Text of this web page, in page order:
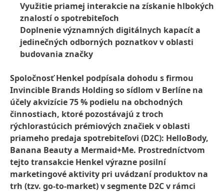
Využitie priamej interakcie na získanie hlbokých
znalostí o spotrebiteľoch
Doplnenie významných digitálnych kapacít a
jedinečných odborných poznatkov v oblasti
budovania značky
Spoločnosť Henkel podpísala dohodu s firmou
Invincible Brands Holding so sídlom v Berlíne na
účely akvizície 75 % podielu na obchodných
činnostiach, ktoré pozostávajú z troch
rýchlorastúcich prémiových značiek v oblasti
priameho predaja spotrebiteľovi (D2C): HelloBody,
Banana Beauty a Mermaid+Me. Prostredníctvom
tejto transakcie Henkel výrazne posilní
marketingové aktivity pri uvádzaní produktov na
trh (tzv. go-to-market) v segmente D2C v rámci